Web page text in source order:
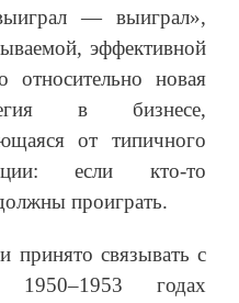
— выиграл»,
эффективной
относительно новая
в бизнесе,
от типичного
если кто-то
проиграть.
принято связывать с
1950–1953 годах